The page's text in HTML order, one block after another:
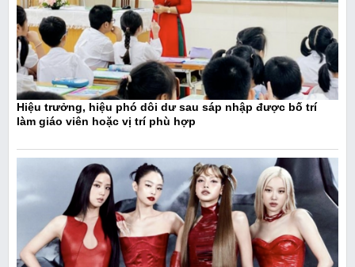
Hiệu trưởng, hiệu phó dôi dư sau sáp nhập được bố trí
làm giáo viên hoặc vị trí phù hợp